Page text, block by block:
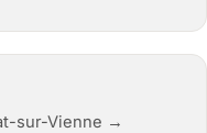
sur-Vienne →